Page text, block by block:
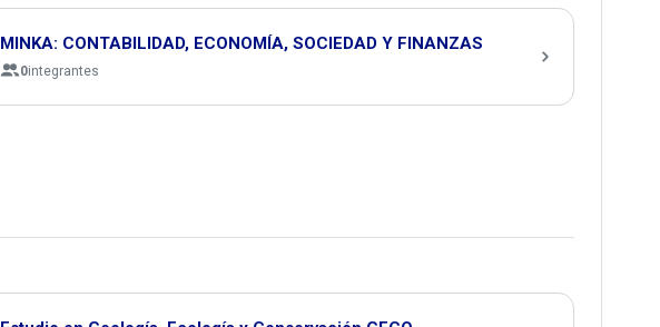
MINKA: CONTABILIDAD, ECONOMÍA, SOCIEDAD Y FINANZAS
0integrantes